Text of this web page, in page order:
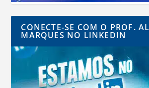
CONECTE-SE COM O PROF.
MARQUES NO LINKEDIN